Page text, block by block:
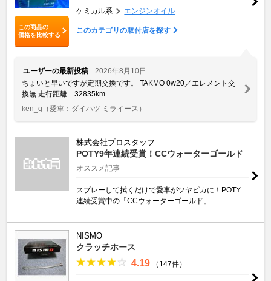
この商品の
価格を比較する
ケミカル系 エンジンオイル
このカテゴリの取付店を探す
ユーザーの最新投稿
2026年8月10日
ちょいと早いですが定期交換です。 TAKMO 0w20／エレメント交
換無 走行距離 32835km
ken_g （愛車：ダイハツ ミライース）
株式会社プロスタッフ
POTY9年連続受賞！CCウォーターゴールド
オススメ記事
スプレーして拭くだけで愛車がツヤピカに！POTY
連続受賞中の「CCウォーターゴールド」
NISMO
クラッチホース
4.19 （147件）